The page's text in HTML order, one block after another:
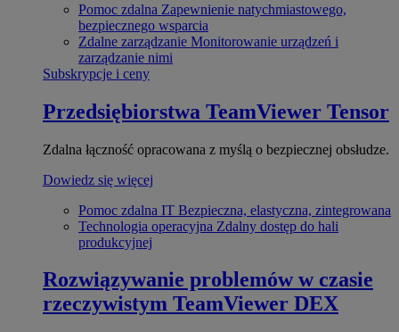
Pomoc zdalna Zapewnienie natychmiastowego,
bezpiecznego wsparcia
Zdalne zarządzanie Monitorowanie urządzeń i
zarządzanie nimi
Subskrypcje i ceny
Przedsiębiorstwa TeamViewer Tensor
Zdalna łączność opracowana z myślą o bezpiecznej obsłudze.
Dowiedz się więcej
Pomoc zdalna IT Bezpieczna, elastyczna, zintegrowana
Technologia operacyjna Zdalny dostęp do hali
produkcyjnej
Rozwiązywanie problemów w czasie
rzeczywistym TeamViewer DEX